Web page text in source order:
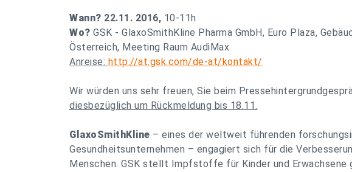
Wann? 22.11. 2016, 10-11h
Wo? GSK - GlaxoSmithKline Pharma GmbH, Euro Plaza,
Österreich, Meeting Raum AudiMax.
Anreise: http://at.gsk.com/de-at/kontakt/
Wir würden uns sehr freuen, Sie beim
diesbezüglich um Rückmeldung bis 18.11.
GlaxoSmithKline – eines der weltweit führenden
Gesundheitsunternehmen – engagiert sich für die
Menschen. GSK stellt Impfstoffe für Kinder und Erwachsene